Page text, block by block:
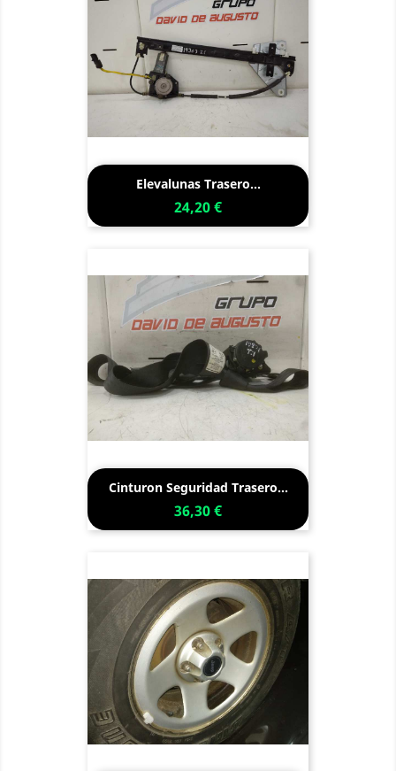
Elevalunas Trasero...
24,20 €
Cinturon Seguridad Trasero...
36,30 €